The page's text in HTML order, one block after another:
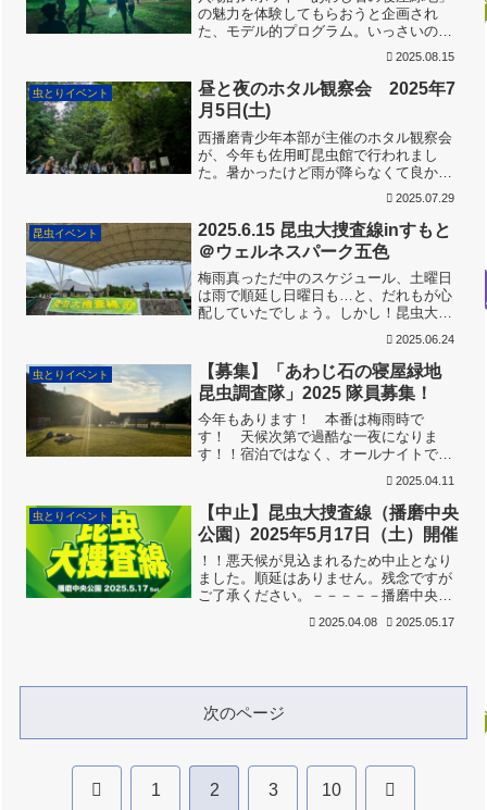
の魅力を体験してもらおうと企画され
た、モデル的プログラム。いっさいのム
ディープな内容です。2023年・2024年に
続き、３回目の開催。プログラムの構成
は昨年・一昨年と同...
2025.08.15
虫とりイベント
昼と夜のホタル観察会 2025年7
月5日(土)
西播磨青少年本部が主催のホタル観察会
が、今年も佐用町昆虫館で行われまし
た。暑かったけど雨が降らなくて良かっ
ルについて学びます。どんな種類がいる
のかな？どんな場所にいるのかな？昼に
活動する光らないホタルもい...
2025.07.29
昆虫イベント
2025.6.15 昆虫大捜査線inすもと
＠ウェルネスパーク五色
梅雨真っただ中のスケジュール、土曜日
は雨で順延し日曜日も…と、だれもが心
配していたでしょう。しかし！昆虫大捜
のの無事開催できました。きっと強烈な
晴れPowerを持つ人がスタッフか参加者
にいるに違いありませ...
2025.06.24
虫とりイベント
【募集】「あわじ石の寝屋緑地
昆虫調査隊」2025 隊員募集！
今年もあります！ 本番は梅雨時で
す！ 天候次第で過酷な一夜になりま
す！！宿泊ではなく、オールナイトで虫
虫とりに徹する、少数精鋭対象のディー
プなプログラムです。夜がふけて日付が
変わる頃から、いろんな虫がやっ...
2025.04.11
虫とりイベント
【中止】昆虫大捜査線（播磨中央
公園）2025年5月17日（土）開催
！！悪天候が見込まれるため中止となり
ました。順延はありません。残念ですが
ご了承ください。－－－－－播磨中央公
催します！ はりちゅうではついに10回
2025.04.08 2025.05.17
次のページ
前 1 2 3 10 次